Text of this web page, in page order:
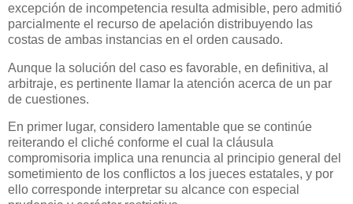
excepción de incompetencia resulta admisible, pero admitió
parcialmente el recurso de apelación distribuyendo las
costas de ambas instancias en el orden causado.
Aunque la solución del caso es favorable, en definitiva, al
arbitraje, es pertinente llamar la atención acerca de un par
de cuestiones.
En primer lugar, considero lamentable que se continúe
reiterando el cliché conforme el cual la cláusula
compromisoria implica una renuncia al principio general del
sometimiento de los conflictos a los jueces estatales, y por
ello corresponde interpretar su alcance con especial